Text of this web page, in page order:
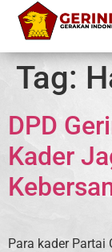
Tag:
DPD
Kader
Para kader Partai